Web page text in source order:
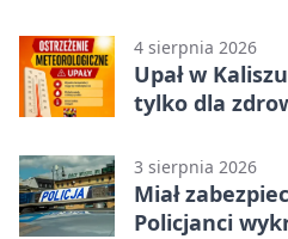
4 sierpnia 2026
Upał w
tylko dla
3 sierpnia 2026
Miał
Policjanci